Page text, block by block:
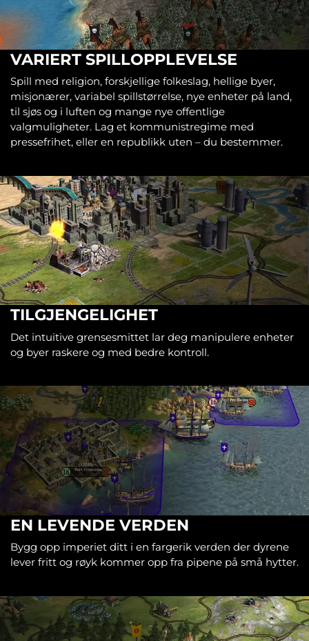
VARIERT SPILLOPPLEVELSE
Spill med religion, forskjellige folkeslag, hellige byer,
misjonærer, variabel spillstørrelse, nye enheter på land,
til sjøs og i luften og mange nye offentlige
valgmuligheter. Lag et kommunistregime med
pressefrihet, eller en republikk uten – du bestemmer.
TILGJENGELIGHET
Det intuitive grensesmittet lar deg manipulere enheter
og byer raskere og med bedre kontroll.
EN LEVENDE VERDEN
Bygg opp imperiet ditt i en fargerik verden der dyrene
lever fritt og røyk kommer opp fra pipene på små hytter.